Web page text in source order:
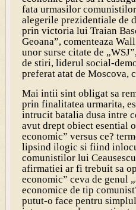
fata urmasilor
alegerile prezidentiale de
prin victoria lui Traian
Geoana”, comenteaza
unor surse citate de
de stiri, liderul social-
preferat atat de Moscova,
Mai intii sint obligat sa
prin finalitatea urmarita,
intrucit batalia dusa intre
avut drept obiect esential
economic” versus ce?
lipsind ilogic si fiind
comunistilor lui
afirmatiei ar fi trebuit sa
economic” ceva de genul
economice de tip
putut-o face pentru